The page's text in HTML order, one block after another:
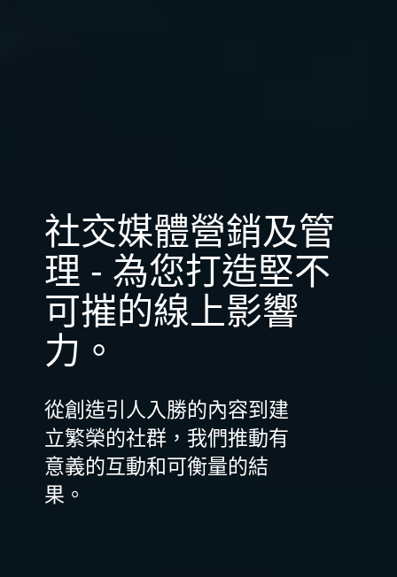
社交媒體營銷及管
理 - 為您打造堅不
可摧的線上影響
力。
從創造引人入勝的內容到建
立繁榮的社群，我們推動有
意義的互動和可衡量的結
果。